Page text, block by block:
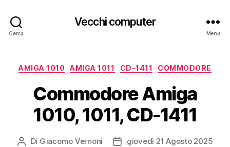
Cerca
Vecchi computer
Menu
Categorie
AMIGA 1010 AMIGA 1011 CD-1411 COMMODORE
Commodore Amiga
1010, 1011, CD-1411
Autore
Di Giacomo Vernoni
Datagiovedì 21 Agosto 2025